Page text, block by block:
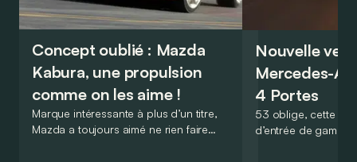
Concept oublié : Mazda
Kabura, une propulsion
comme on les aime !
Marque intéressante à plus d’un titre,
Mazda a toujours aimé ne rien faire
Nouvelle
Mercedes-
4 Portes
53 oblige, cette
d’entrée de